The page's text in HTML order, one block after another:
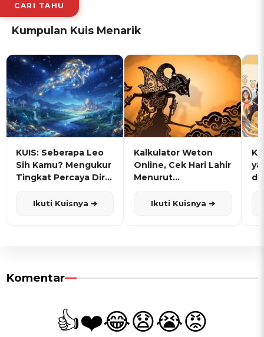
CARI TAHU
Kumpulan Kuis Menarik
KUIS: Seberapa Leo
Sih Kamu? Mengukur
Tingkat Percaya Diri
Ikuti Kuisnya ➔
Kalkulator Weton
Online, Cek Hari Lahir
Menurut
Ikuti Kuisnya ➔
Komentar
👍❤️😂😧😭😡